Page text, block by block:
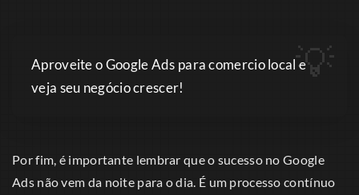
Aproveite o Google Ads para comercio local e
veja seu negócio crescer!
Por fim, é importante lembrar que o sucesso no Google
Ads não vem da noite para o dia. É um processo contínuo